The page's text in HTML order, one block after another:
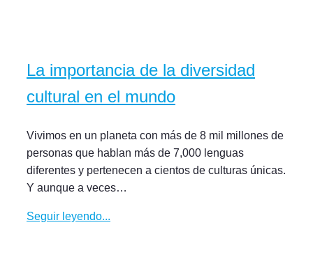
La importancia de la diversidad
cultural en el mundo
Vivimos en un planeta con más de 8 mil millones de
personas que hablan más de 7,000 lenguas
diferentes y pertenecen a cientos de culturas únicas.
Y aunque a veces…
Seguir leyendo...